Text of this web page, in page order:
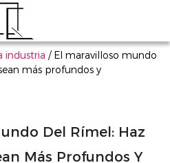
industria / El maravilloso mundo
más profundos y
Del Rímel: Haz
Más Profundos Y